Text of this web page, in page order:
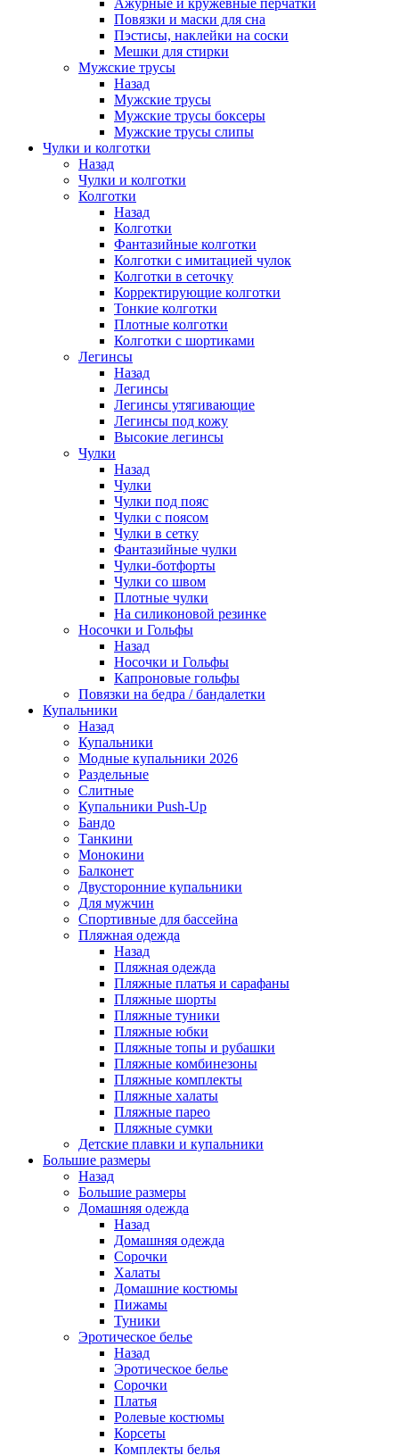
Ажурные и кружевные перчатки
Повязки и маски для сна
Пэстисы, наклейки на соски
Мешки для стирки
Мужские трусы
Назад
Мужские трусы
Мужские трусы боксеры
Мужские трусы слипы
Чулки и колготки
Назад
Чулки и колготки
Колготки
Назад
Колготки
Фантазийные колготки
Колготки с имитацией чулок
Колготки в сеточку
Корректирующие колготки
Тонкие колготки
Плотные колготки
Колготки с шортиками
Легинсы
Назад
Легинсы
Легинсы утягивающие
Легинсы под кожу
Высокие легинсы
Чулки
Назад
Чулки
Чулки под пояс
Чулки с поясом
Чулки в сетку
Фантазийные чулки
Чулки-ботфорты
Чулки со швом
Плотные чулки
На силиконовой резинке
Носочки и Гольфы
Назад
Носочки и Гольфы
Капроновые гольфы
Повязки на бедра / бандалетки
Купальники
Назад
Купальники
Модные купальники 2026
Раздельные
Слитные
Купальники Push-Up
Бандо
Танкини
Монокини
Балконет
Двусторонние купальники
Для мужчин
Спортивные для бассейна
Пляжная одежда
Назад
Пляжная одежда
Пляжные платья и сарафаны
Пляжные шорты
Пляжные туники
Пляжные юбки
Пляжные топы и рубашки
Пляжные комбинезоны
Пляжные комплекты
Пляжные халаты
Пляжные парео
Пляжные сумки
Детские плавки и купальники
Большие размеры
Назад
Большие размеры
Домашняя одежда
Назад
Домашняя одежда
Сорочки
Халаты
Домашние костюмы
Пижамы
Туники
Эротическое белье
Назад
Эротическое белье
Сорочки
Платья
Ролевые костюмы
Корсеты
Комплекты белья